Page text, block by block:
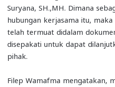
Suryana, SH.,MH. Dimana
hubungan kerjasama itu,
telah termuat didalam
disepakati untuk dapat
pihak.
Filep Wamafma mengatakan,